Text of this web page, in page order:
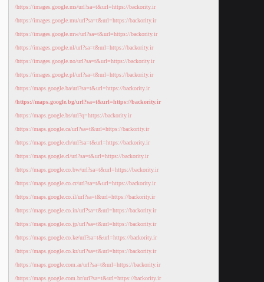
https://images.google.ms/url?sa=t&url=https://backority.ir/
https://images.google.mu/url?sa=t&url=https://backority.ir/
https://images.google.mw/url?sa=t&url=https://backority.ir/
https://images.google.nl/url?sa=t&url=https://backority.ir/
https://images.google.no/url?sa=t&url=https://backority.ir/
https://images.google.pl/url?sa=t&url=https://backority.ir/
https://maps.google.ba/url?sa=t&url=https://backority.ir/
https://maps.google.bg/url?sa=t&url=https://backority.ir/
https://maps.google.bs/url?q=https://backority.ir/
https://maps.google.ca/url?sa=t&url=https://backority.ir/
https://maps.google.ch/url?sa=t&url=https://backority.ir/
https://maps.google.cl/url?sa=t&url=https://backority.ir/
https://maps.google.co.bw/url?sa=t&url=https://backority.ir/
https://maps.google.co.cr/url?sa=t&url=https://backority.ir/
https://maps.google.co.il/url?sa=t&url=https://backority.ir/
https://maps.google.co.in/url?sa=t&url=https://backority.ir/
https://maps.google.co.jp/url?sa=t&url=https://backority.ir/
https://maps.google.co.ke/url?sa=t&url=https://backority.ir/
https://maps.google.co.kr/url?sa=t&url=https://backority.ir/
https://maps.google.com.ar/url?sa=t&url=https://backority.ir/
https://maps.google.com.br/url?sa=t&url=https://backority.ir/